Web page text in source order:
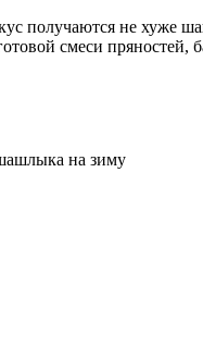
получаются не хуже
смеси